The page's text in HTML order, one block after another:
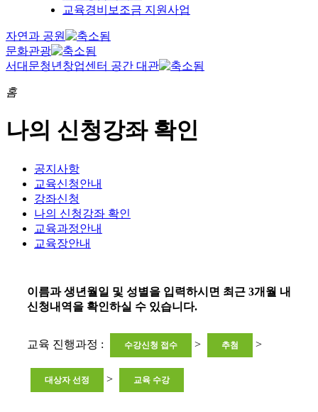
교육경비보조금 지원사업
자연과 공원
문화관광
서대문청년창업센터 공간 대관
홈
나의 신청강좌 확인
공지사항
교육신청안내
강좌신청
나의 신청강좌 확인
교육과정안내
교육장안내
이름과 생년월일 및 성별을 입력하시면 최근 3개월 내
신청내역을 확인하실 수 있습니다.
교육 진행과정 : 수강신청 접수 > 추첨 >
대상자 선정 > 교육 수강